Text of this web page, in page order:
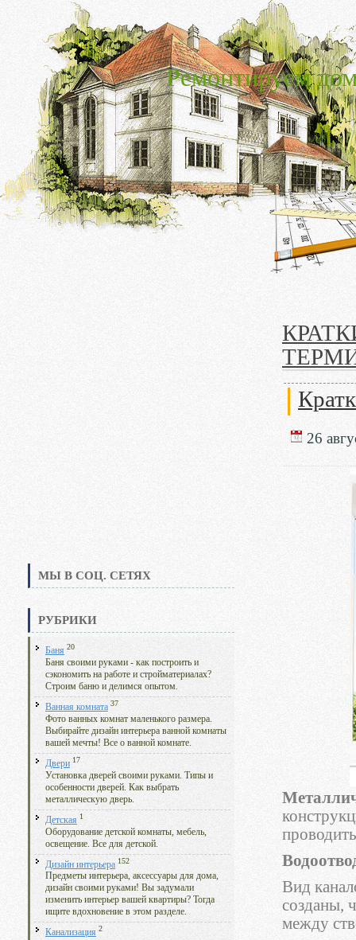
Ремонтируем
МЫ В СОЦ. СЕТЯХ
РУБРИКИ
Баня 20
Баня своими руками - как построить и
сэкономить на работе и стройматериалах?
Строим баню и делимся опытом.
Ванная комната 37
Фото ванных комнат маленького размера.
Выбирайте дизайн интерьера ванной комнаты
вашей мечты! Все о ванной комнате.
Двери 17
Установка дверей своими руками. Типы и
особенности дверей. Как выбрать
металлическую дверь.
Детская 1
Оборудование детской комнаты, мебель,
освещение. Все для детской.
Дизайн интерьера 152
Предметы интерьера, аксессуары для дома,
дизайн своими руками! Вы задумали
изменить интерьер вашей квартиры? Тогда
ищите вдохновение в этом разделе.
Канализация 2
26
Вид
созданы,
между